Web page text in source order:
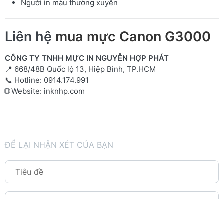
Người in màu thường xuyên
Liên hệ mua mực Canon G3000
CÔNG TY TNHH MỰC IN NGUYỄN HỢP PHÁT
📍 668/48B Quốc lộ 13, Hiệp Bình, TP.HCM
📞 Hotline: 0914.174.991
🌐 Website: inknhp.com
ĐỂ LẠI NHẬN XÉT CỦA BẠN